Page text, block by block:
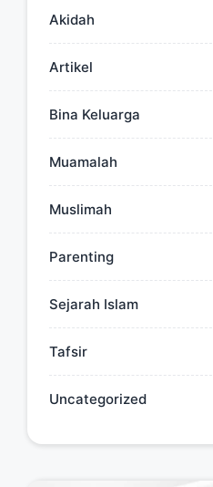
Akidah
Artikel
Bina Keluarga
Muamalah
Muslimah
Parenting
Sejarah Islam
Tafsir
Uncategorized